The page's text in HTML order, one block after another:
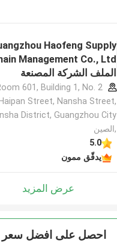
Haofeng Supply
Management Co., Ltd
الملف الشركة المصنعة
601, Building 1, No. 2
Haipan Street, Nansha Street,
District, Guangzhou City
,الصين
5.0
يدقّق ممون
عرض المزيد
احصل على افضل